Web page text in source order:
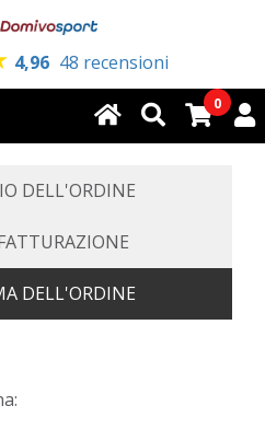
4,96 48 recensioni
0
DELL'ORDINE
DELL'ORDINE